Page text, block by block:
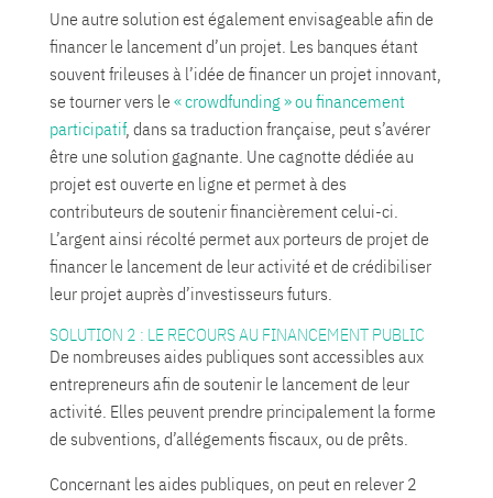
Une autre solution est également envisageable afin de
financer le lancement d’un projet. Les banques étant
souvent frileuses à l’idée de financer un projet innovant,
se tourner vers le « crowdfunding » ou financement
participatif, dans sa traduction française, peut s’avérer
être une solution gagnante. Une cagnotte dédiée au
projet est ouverte en ligne et permet à des
contributeurs de soutenir financièrement celui-ci.
L’argent ainsi récolté permet aux porteurs de projet de
financer le lancement de leur activité et de crédibiliser
leur projet auprès d’investisseurs futurs.
SOLUTION 2 : LE RECOURS AU FINANCEMENT PUBLIC
De nombreuses aides publiques sont accessibles aux
entrepreneurs afin de soutenir le lancement de leur
activité. Elles peuvent prendre principalement la forme
de subventions, d’allégements fiscaux, ou de prêts.
Concernant les aides publiques, on peut en relever 2